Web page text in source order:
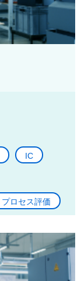
IC
プロセス評価